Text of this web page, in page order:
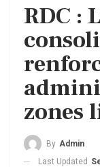
RDC :
zones
By Admin
Last Updated